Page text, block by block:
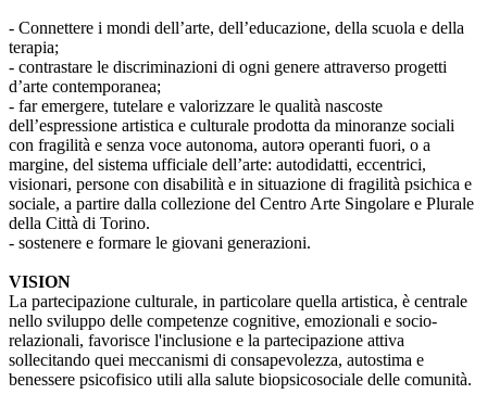
- Connettere i mondi dell’arte, dell’educazione, della scuola e della
terapia;
- contrastare le discriminazioni di ogni genere attraverso progetti
d’arte contemporanea;
- far emergere, tutelare e valorizzare le qualità nascoste
dell’espressione artistica e culturale prodotta da minoranze sociali
con fragilità e senza voce autonoma, autorə operanti fuori, o a
margine, del sistema ufficiale dell’arte: autodidatti, eccentrici,
visionari, persone con disabilità e in situazione di fragilità psichica e
sociale, a partire dalla collezione del Centro Arte Singolare e Plurale
della Città di Torino.
- sostenere e formare le giovani generazioni.
VISION
La partecipazione culturale, in particolare quella artistica, è centrale
nello sviluppo delle competenze cognitive, emozionali e socio-
relazionali, favorisce l'inclusione e la partecipazione attiva
sollecitando quei meccanismi di consapevolezza, autostima e
benessere psicofisico utili alla salute biopsicosociale delle comunità.